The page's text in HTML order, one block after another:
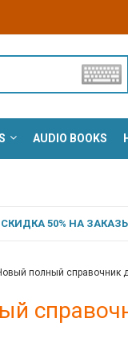
AUDIO BOOKS
50% НА ЗАКАЗЫ
полный справочник